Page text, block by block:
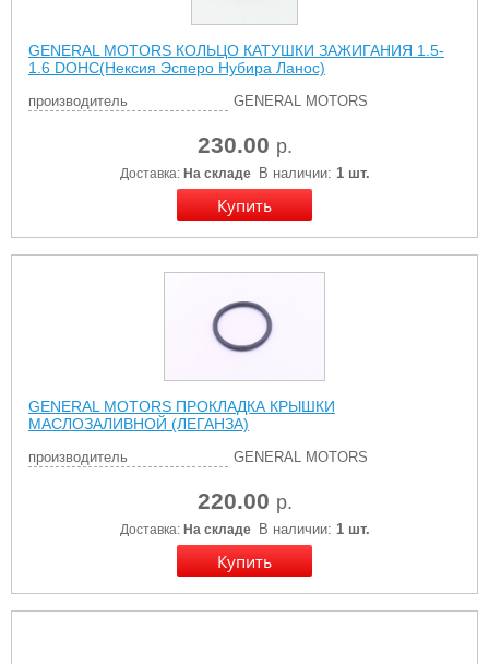
GENERAL MOTORS КОЛЬЦО КАТУШКИ ЗАЖИГАНИЯ 1.5-
1.6 DOHC(Нексия Эсперо Нубира Ланос)
производитель GENERAL MOTORS
230.00 р.
Доставка: На складе В наличии: 1 шт.
GENERAL MOTORS ПРОКЛАДКА КРЫШКИ
МАСЛОЗАЛИВНОЙ (ЛЕГАНЗА)
производитель GENERAL MOTORS
220.00 р.
Доставка: На складе В наличии: 1 шт.